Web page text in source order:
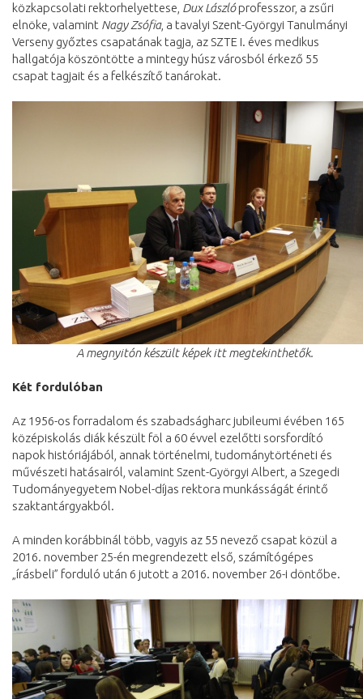
közkapcsolati rektorhelyettese, Dux Lászlóprofesszor, a zsűri
elnöke, valamint Nagy Zsófia, a tavalyi Szent-Györgyi Tanulmányi
Verseny győztes csapatának tagja, az SZTE I. éves medikus
hallgatója köszöntötte a mintegy húsz városból érkező 55
csapat tagjait és a felkészítő tanárokat.
A megnyitón készült képek itt megtekinthetők.
Két fordulóban
Az 1956-os forradalom és szabadságharc jubileumi évében 165
középiskolás diák készült föl a 60 évvel ezelőtti sorsfordító
napok históriájából, annak történelmi, tudománytörténeti és
művészeti hatásairól, valamint Szent-Györgyi Albert, a Szegedi
Tudományegyetem Nobel-díjas rektora munkásságát érintő
szaktantárgyakból.
A minden korábbinál több, vagyis az 55 nevező csapat közül a
2016. november 25-én megrendezett első, számítógépes
„írásbeli” forduló után 6 jutott a 2016. november 26-i döntőbe.